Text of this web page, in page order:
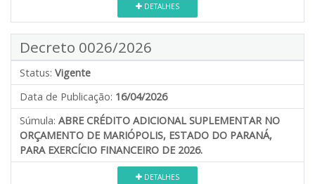
DETALHES
Decreto 0026/2026
Status: Vigente
Data de Publicação: 16/04/2026
Súmula: ABRE CRÉDITO ADICIONAL SUPLEMENTAR NO
ORÇAMENTO DE MARIÓPOLIS, ESTADO DO PARANÁ,
PARA EXERCÍCIO FINANCEIRO DE 2026.
DETALHES